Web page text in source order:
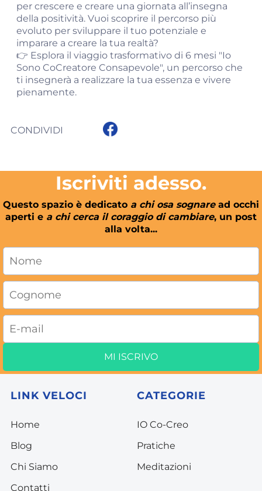
per crescere e creare una giornata all’insegna
della positività. Vuoi scoprire il percorso più
evoluto per sviluppare il tuo potenziale e
imparare a creare la tua realtà?
👉 Esplora il viaggio trasformativo di 6 mesi "Io
Sono CoCreatore Consapevole", un percorso che
ti insegnerà a realizzare la tua essenza e vivere
pienamente.
CONDIVIDI
Iscriviti adesso.
Questo spazio è dedicato a chi osa sognaread occhi
aperti e a chi cerca il coraggio di cambiare, un post
alla volta...
MI ISCRIVO
LINK VELOCI
Home
Blog
Chi Siamo
Contatti
CATEGORIE
IO Co-Creo
Pratiche
Meditazioni